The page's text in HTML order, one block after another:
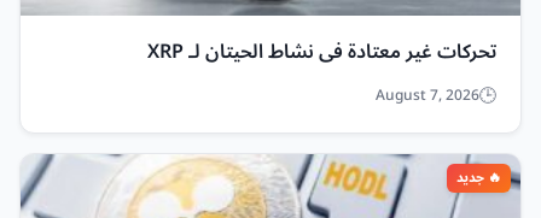
تحركات غير معتادة في نشاط الحيتان لـ XRP
August 7, 2026